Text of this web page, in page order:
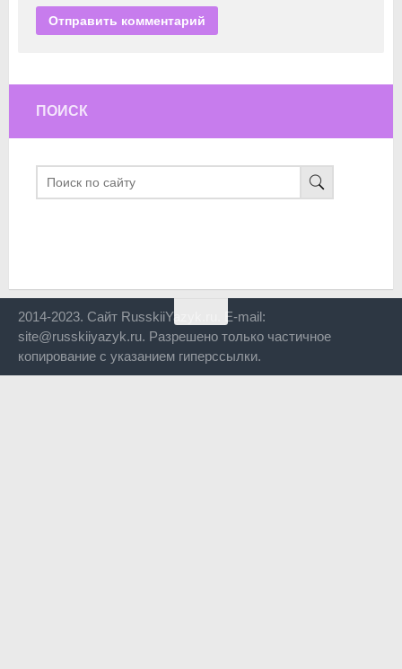
ПОИСК
2014-2023. Сайт RusskiiYazyk.ru. E-mail:
site@russkiiyazyk.ru. Разрешено только частичное
копирование с указанием гиперссылки.